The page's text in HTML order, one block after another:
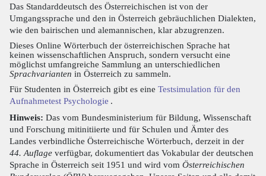
Das Standarddeutsch des Österreichischen ist von der
Umgangssprache und den in Österreich gebräuchlichen Dialekten,
wie den bairischen und alemannischen, klar abzugrenzen.
Dieses Online Wörterbuch der österreichischen Sprache hat
keinen wissenschaftlichen Anspruch, sondern versucht eine
möglichst umfangreiche Sammlung an unterschiedlichen
Sprachvarianten in Österreich zu sammeln.
Für Studenten in Österreich gibt es eine Testsimulation für den
Aufnahmetest Psychologie .
Hinweis: Das vom Bundesministerium für Bildung, Wissenschaft
und Forschung mitinitiierte und für Schulen und Ämter des
Landes verbindliche Österreichische Wörterbuch, derzeit in der
44. Auflage verfügbar, dokumentiert das Vokabular der deutschen
Sprache in Österreich seit 1951 und wird vom Österreichischen